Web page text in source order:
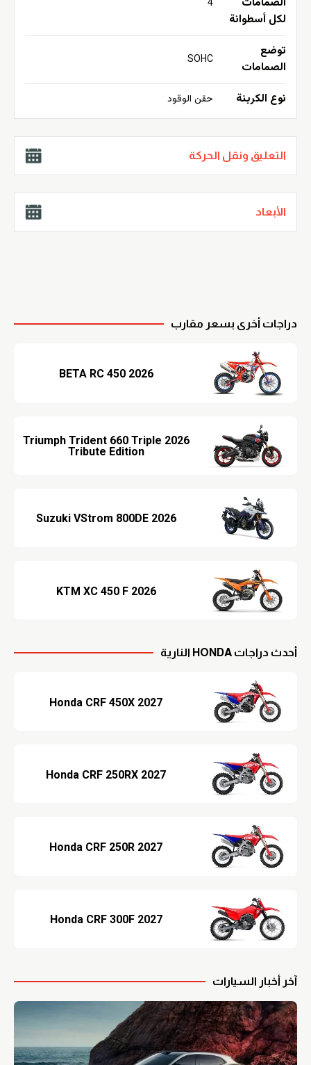
لكل أسطوانة
4
توضع
الصمامات
SOHC
نوع الكربنة حقن الوقود
التعليق ونقل الحركة
الأبعاد
دراجات أخرى بسعر مقارب
2026 BETA RC 450
2026 Triumph Trident 660 Triple
Tribute Edition
2026 Suzuki VStrom 800DE
2026 KTM XC 450 F
أحدث دراجات HONDA النارية
2027 Honda CRF 450X
2027 Honda CRF 250RX
2027 Honda CRF 250R
2027 Honda CRF 300F
آخر أخبار السيارات